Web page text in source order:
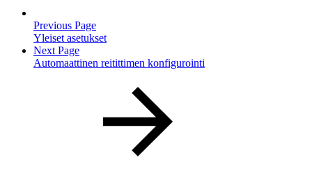
Previous Page
Yleiset asetukset
Next Page
Automaattinen reitittimen konfigurointi